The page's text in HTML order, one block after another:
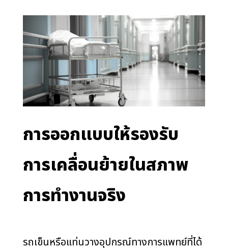
การออกแบบให้รองรับ
การเคลื่อนย้ายในสภาพ
การทำงานจริง
รถเข็นหรือแท่นวางอุปกรณ์ทางการแพทย์ที่ได้